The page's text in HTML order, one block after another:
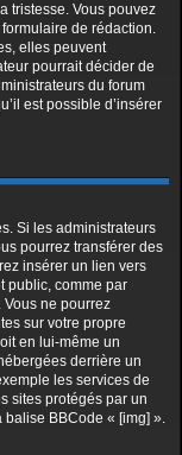
tristesse. Vous pouvez
de rédaction.
elles peuvent
pourrait décider de
du forum
est possible d’insérer
Si les administrateurs
pourrez transférer des
insérer un lien vers
public, comme par
Vous ne pourrez
sur votre propre
en lui-même un
derrière un
les services de
sites protégés par un
balise BBCode « [img] ».